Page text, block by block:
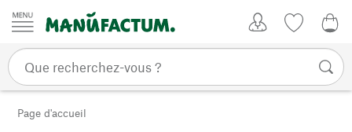
Passer au contenu
Page d'accueil